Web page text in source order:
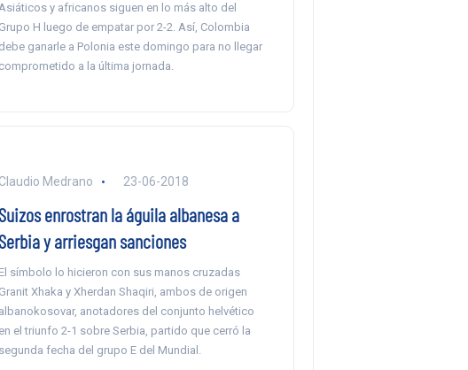
y africanos siguen en lo más alto del
Grupo H luego de empatar por 2-2. Así, Colombia
debe ganarle a Polonia este domingo para no llegar
comprometido a la última jornada.
Claudio Medrano 23-06-2018
Suizos enrostran la águila albanesa a
Serbia y arriesgan sanciones
El símbolo lo hicieron con sus manos cruzadas
Granit Xhaka y Xherdan Shaqiri, ambos de origen
albanokosovar, anotadores del conjunto helvético
en el triunfo 2-1 sobre Serbia, partido que cerró la
segunda fecha del grupo E del Mundial.